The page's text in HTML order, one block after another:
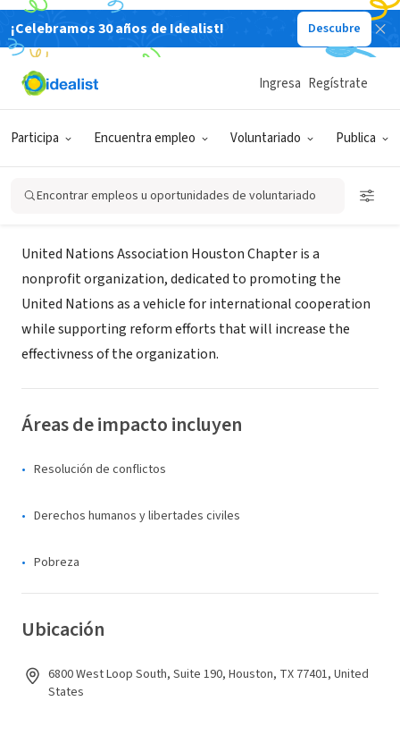
¡Celebramos 30 años de Idealist! Descubre
Participa Encuentra empleo Voluntariado Publica
Ingresa Regístrate
Encontrar empleos u oportunidades de voluntariado
ORGANIZACIÓN SIN FIN DE LUCRO
United Nations Association
Houston Chapter
Houston, TX www.unaHouston.org
Acerca de
United Nations Association Houston Chapter is a
nonprofit organization, dedicated to promoting the
United Nations as a vehicle for international cooperation
while supporting reform efforts that will increase the
effectivness of the organization.
Áreas de impacto incluyen
Resolución de conflictos
Derechos humanos y libertades civiles
Pobreza
Ubicación
6800 West Loop South, Suite 190, Houston, TX 77401, United
States